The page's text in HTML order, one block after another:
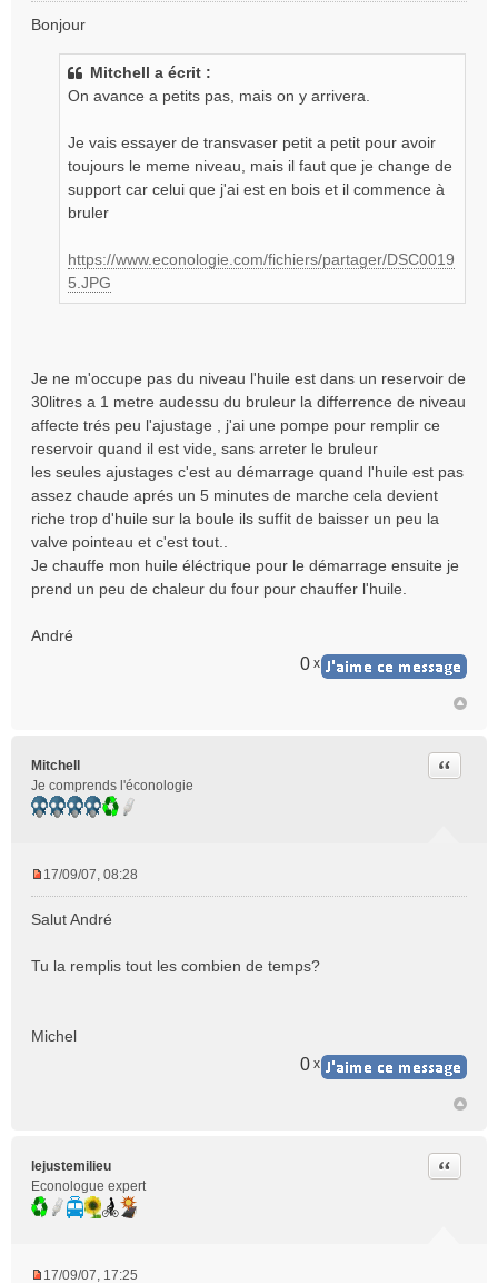
s
Bonjour
Mitchell a écrit :
On avance a petits pas, mais on y arrivera.
Je vais essayer de transvaser petit a petit pour avoir
toujours le meme niveau, mais il faut que je change de
support car celui que j'ai est en bois et il commence à
bruler
https://www.econologie.com/fichiers/partager/DSC0019
5.JPG
Je ne m'occupe pas du niveau l'huile est dans un reservoir de
30litres a 1 metre audessu du bruleur la differrence de niveau
affecte trés peu l'ajustage , j'ai une pompe pour remplir ce
reservoir quand il est vide, sans arreter le bruleur
les seules ajustages c'est au démarrage quand l'huile est pas
assez chaude aprés un 5 minutes de marche cela devient
riche trop d'huile sur la boule ils suffit de baisser un peu la
valve pointeau et c'est tout..
Je chauffe mon huile éléctrique pour le démarrage ensuite je
prend un peu de chaleur du four pour chauffer l'huile.
André
0 x
Mitchell
Je comprends l'éconologie
Citer
s
a
n
17/09/07, 08:28
Salut André
Tu la remplis tout les combien de temps?
Michel
0 x
lejustemilieu
Econologue expert
Citer
17/09/07, 17:25